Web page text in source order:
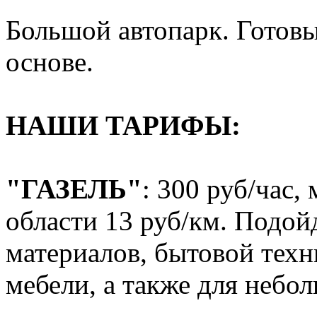
Большой автопарк.
основе.
НАШИ ТАРИФЫ:
"ГАЗЕЛЬ": 300 руб/час,
области 13 руб/км.
материалов, бытовой
мебели, а также для